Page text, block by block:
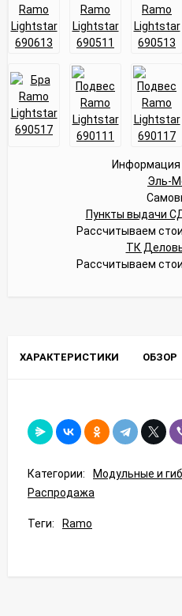
Информация
Эль-
Пункты выдачи
Рассчитываем
ТК
Рассчитываем
ХАРАКТЕРИСТИКИ ОБЗОР
Категории: Модульные и
Распродажа
Теги: Ramo